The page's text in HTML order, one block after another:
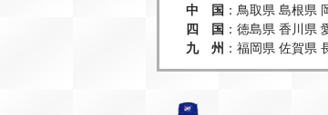
中 国 ： 鳥取県 島根県
四 国 ： 徳島県 香川県
九 州 ： 福岡県 佐賀県